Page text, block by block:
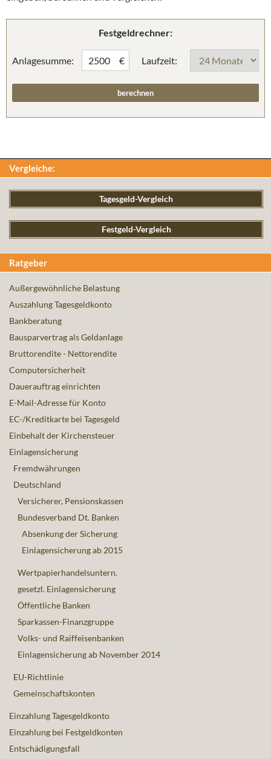
Festgeldrechner:
Anlagesumme: € Laufzeit:
Vergleiche:
Tagesgeld-Vergleich
Festgeld-Vergleich
Ratgeber
Außergewöhnliche Belastung
Auszahlung Tagesgeldkonto
Bankberatung
Bausparvertrag als Geldanlage
Bruttorendite - Nettorendite
Computersicherheit
Dauerauftrag einrichten
E-Mail-Adresse für Konto
EC-/Kreditkarte bei Tagesgeld
Einbehalt der Kirchensteuer
Einlagensicherung
Fremdwährungen
Deutschland
Versicherer, Pensionskassen
Bundesverband Dt. Banken
Absenkung der Sicherung
Einlagensicherung ab 2015
Wertpapierhandelsuntern.
gesetzl. Einlagensicherung
Öffentliche Banken
Sparkassen-Finanzgruppe
Volks- und Raiffeisenbanken
Einlagensicherung ab November 2014
EU-Richtlinie
Gemeinschaftskonten
Einzahlung Tagesgeldkonto
Einzahlung bei Festgeldkonten
Entschädigungsfall